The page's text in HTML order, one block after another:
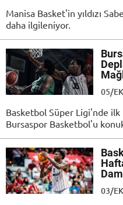
Manisa Basket'in yıldızı
daha ilgileniyor.
05/
Basketbol Süper Ligi'nde ilk
Bursaspor Basketbol'u
03/